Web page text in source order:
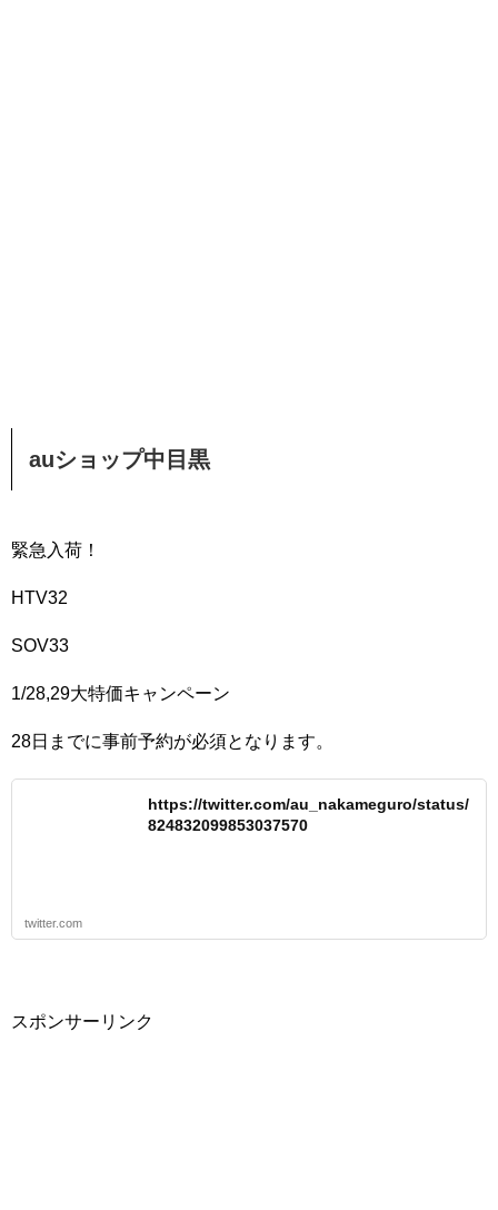
auショップ中目黒
緊急入荷！
HTV32
SOV33
1/28,29大特価キャンペーン
28日までに事前予約が必須となります。
https://twitter.com/au_nakameguro/status/
824832099853037570
twitter.com
スポンサーリンク